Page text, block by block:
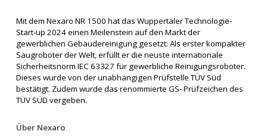
Mit dem Nexaro NR 1500 hat das Wuppertaler Technologie-
Start-up 2024 einen Meilenstein auf den Markt der
gewerblichen Gebäudereinigung gesetzt: Als erster kompakter
Saugroboter der Welt, erfüllt er die neuste internationale
Sicherheitsnorm IEC 63327 für gewerbliche Reinigungsroboter.
Dieses wurde von der unabhängigen Prüfstelle TÜV Süd
bestätigt. Zudem wurde das renommierte GS- Prüfzeichen des
TÜV SÜD vergeben.
Über Nexaro